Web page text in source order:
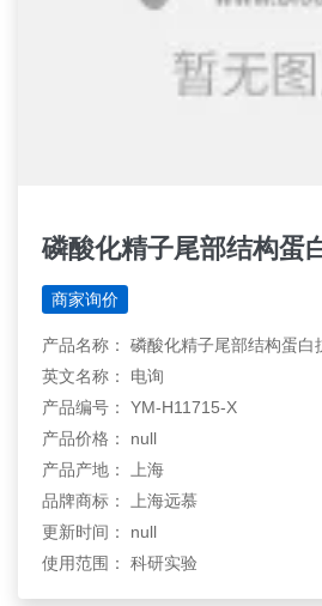
磷酸化精子尾部结构蛋
商家询价
产品名称： 磷酸化精子尾部结构蛋白
英文名称： 电询
产品编号： YM-H11715-X
产品价格： null
产品产地： 上海
品牌商标： 上海远慕
更新时间： null
使用范围： 科研实验